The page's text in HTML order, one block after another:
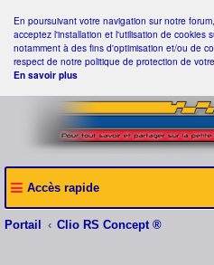
En poursuivant votre navigation sur notre
acceptez l'installation et l'utilisation de cookies
notamment à des fins d'optimisation et/ou de
respect de notre politique de protection de
En savoir plus
Accès rapide
Portail Clio RS Concept ®